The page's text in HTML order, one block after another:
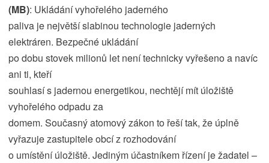
(MB): Ukládání vyhořelého jaderného
paliva je největší slabinou technologie jaderných
elektráren. Bezpečné ukládání
po dobu stovek milionů let není technicky vyřešeno a navíc
ani ti, kteří
souhlasí s jadernou energetikou, nechtějí mít úložiště
vyhořelého odpadu za
domem. Současný atomový zákon to řeší tak, že úplně
vyřazuje zastupitele obcí z rozhodování
o umístění úložiště. Jediným účastníkem řízení je žadatel –